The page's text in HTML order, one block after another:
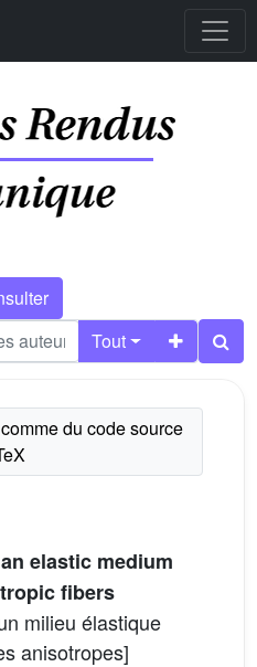
Tout
elastic medium
fibers
milieu élastique
anisotropes]